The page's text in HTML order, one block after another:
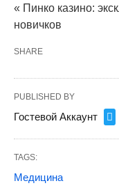
« Пинко казино:
новичков
SHARE
PUBLISHED BY
Гостевой Аккаунт
TAGS:
Медицина